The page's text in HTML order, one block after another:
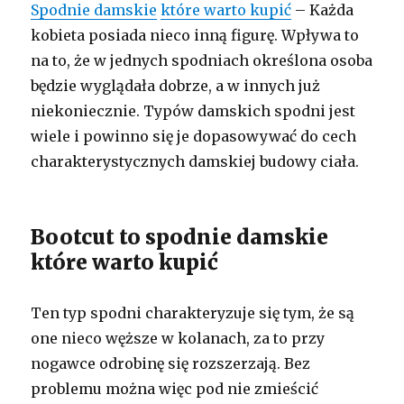
Spodnie damskie które warto kupić – Każda
kobieta posiada nieco inną figurę. Wpływa to
na to, że w jednych spodniach określona osoba
będzie wyglądała dobrze, a w innych już
niekoniecznie. Typów damskich spodni jest
wiele i powinno się je dopasowywać do cech
charakterystycznych damskiej budowy ciała.
Bootcut to spodnie damskie
które warto kupić
Ten typ spodni charakteryzuje się tym, że są
one nieco węższe w kolanach, za to przy
nogawce odrobinę się rozszerzają. Bez
problemu można więc pod nie zmieścić